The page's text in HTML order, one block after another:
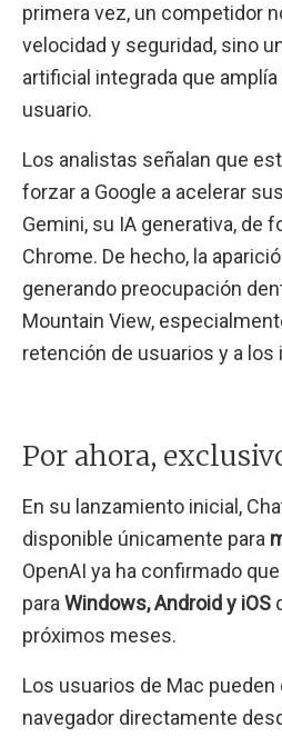
primera vez, un competidor
velocidad y seguridad, sino
artificial integrada que
usuario.
Los analistas señalan que
forzar a Google a acelerar
Gemini, su IA generativa, de
Chrome. De hecho, la
generando preocupación
Mountain View,
retención de usuarios y a
Por ahora,
En su lanzamiento inicial,
disponible únicamente para
OpenAI ya ha confirmado
para Windows, Android y iOS
próximos meses.
Los usuarios de Mac pueden
navegador directamente